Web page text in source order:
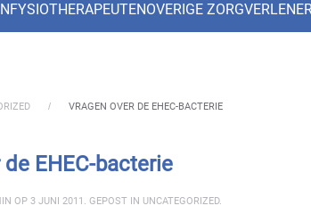
FYSIOTHERAPEUTENOVERIGE
VRAGEN OVER DE EHEC-BACTERIE
EHEC-bacterie
OP 3 JUNI 2011 . GEPOST IN UNCATEGORIZED.